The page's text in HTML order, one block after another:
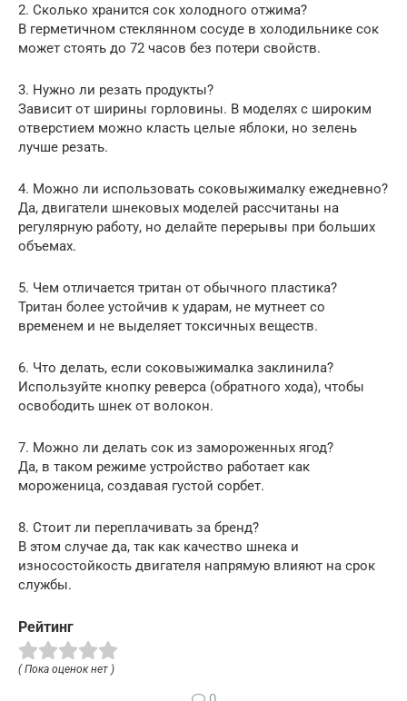
2. Сколько хранится сок холодного отжима?
В герметичном стеклянном сосуде в холодильнике сок
может стоять до 72 часов без потери свойств.
3. Нужно ли резать продукты?
Зависит от ширины горловины. В моделях с широким
отверстием можно класть целые яблоки, но зелень
лучше резать.
4. Можно ли использовать соковыжималку ежедневно?
Да, двигатели шнековых моделей рассчитаны на
регулярную работу, но делайте перерывы при больших
объемах.
5. Чем отличается тритан от обычного пластика?
Тритан более устойчив к ударам, не мутнеет со
временем и не выделяет токсичных веществ.
6. Что делать, если соковыжималка заклинила?
Используйте кнопку реверса (обратного хода), чтобы
освободить шнек от волокон.
7. Можно ли делать сок из замороженных ягод?
Да, в таком режиме устройство работает как
мороженица, создавая густой сорбет.
8. Стоит ли переплачивать за бренд?
В этом случае да, так как качество шнека и
износостойкость двигателя напрямую влияют на срок
службы.
Рейтинг
( Пока оценок нет )